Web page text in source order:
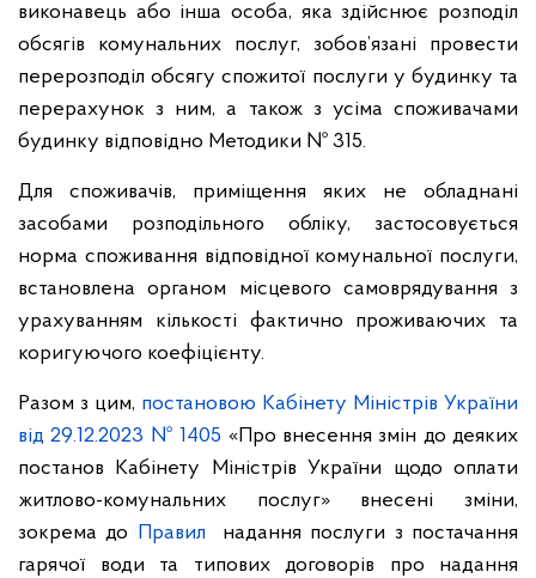
виконавець або інша особа, яка здійснює розподіл
обсягів комунальних послуг, зобов’язані провести
перерозподіл обсягу спожитої послуги у будинку та
перерахунок з ним, а також з усіма споживачами
будинку відповідно Методики № 315.
Для споживачів, приміщення яких не обладнані
засобами розподільного обліку, застосовується
норма споживання відповідної комунальної послуги,
встановлена органом місцевого самоврядування з
урахуванням кількості фактично проживаючих та
коригуючого коефіцієнту.
Разом з цим, постановою Кабінету Міністрів України
від 29.12.2023 № 1405 «Про внесення змін до деяких
постанов Кабінету Міністрів України щодо оплати
житлово-комунальних послуг» внесені зміни,
зокрема до Правил
надання послуги з постачання
гарячої води та типових договорів про надання